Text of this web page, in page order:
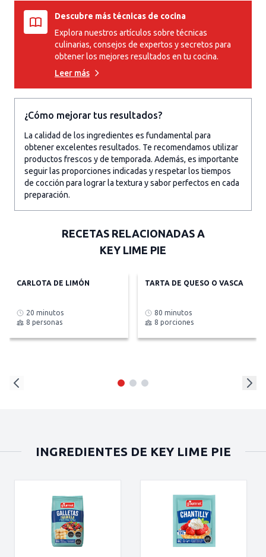
Descubre más técnicas de cocina
Explora nuestros artículos sobre técnicas
culinarias, consejos de expertos y secretos para
obtener los mejores resultados en tu cocina.
Leer más
¿Cómo mejorar tus resultados?
La calidad de los ingredientes es fundamental para
obtener excelentes resultados. Te recomendamos utilizar
productos frescos y de temporada. Además, es importante
seguir las proporciones indicadas y respetar los tiempos
de cocción para lograr la textura y sabor perfectos en cada
preparación.
RECETAS RELACIONADAS A
KEY LIME PIE
CARLOTA DE LIMÓN
20 minutos
8 personas
TARTA DE QUESO O VASCA
80 minutos
8 porciones
INGREDIENTES DE KEY LIME PIE